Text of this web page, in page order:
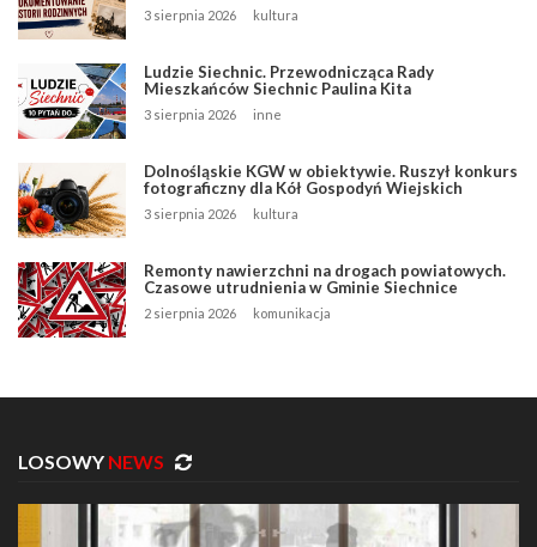
3 sierpnia 2026 kultura
Ludzie Siechnic. Przewodnicząca Rady
Mieszkańców Siechnic Paulina Kita
3 sierpnia 2026 inne
Dolnośląskie KGW w obiektywie. Ruszył konkurs
fotograficzny dla Kół Gospodyń Wiejskich
3 sierpnia 2026 kultura
Remonty nawierzchni na drogach powiatowych.
Czasowe utrudnienia w Gminie Siechnice
2 sierpnia 2026 komunikacja
LOSOWY NEWS